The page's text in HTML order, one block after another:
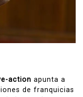
action apunta a
de franquicias